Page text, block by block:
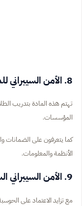
8. الأمن السيبراني للمؤسسات:
تهتم هذه المادة بتدريب
المؤسسات.
كما يتعرفون على الضمانات
الأنظمة والمعلومات.
9. الأمن السيبراني السحابي:
مع تزايد الاعتماد على